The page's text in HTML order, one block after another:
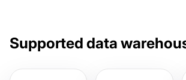
Supported data